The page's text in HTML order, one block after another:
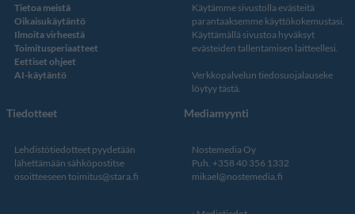
Tietoa meistä
Oikaisukäytäntö
Ilmoita virheestä
Toimitusperiaatteet
Eettiset ohjeet
AI-käytäntö
Käytämme sivustolla evästeitä
parantaaksemme käyttökokemustasi.
Käyttämällä sivustoa hyväksyt
evästeiden tallentamisen laitteellesi.
Verkkopalvelun tiedosuojalauseke
löytyy tästä
Tiedotteet
Lehdistötiedotteet pyydetään
lähettämään sähköpostitse
osoitteeseen toimitus@stara.fi
Mediamyynti
Nostemedia Oy
Puh. +358 40 356 1332
mikael@nostemedia.fi